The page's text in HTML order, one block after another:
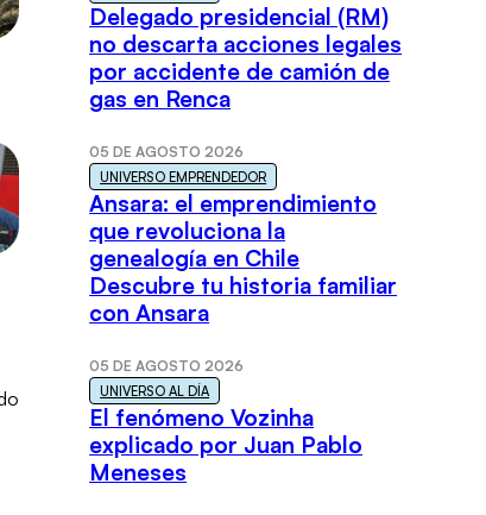
Delegado presidencial (RM)
no descarta acciones legales
por accidente de camión de
gas en Renca
05 DE AGOSTO 2026
UNIVERSO EMPRENDEDOR
Ansara: el emprendimiento
que revoluciona la
genealogía en Chile
Descubre tu historia familiar
con Ansara
05 DE AGOSTO 2026
UNIVERSO AL DÍA
El fenómeno Vozinha
explicado por Juan Pablo
Meneses